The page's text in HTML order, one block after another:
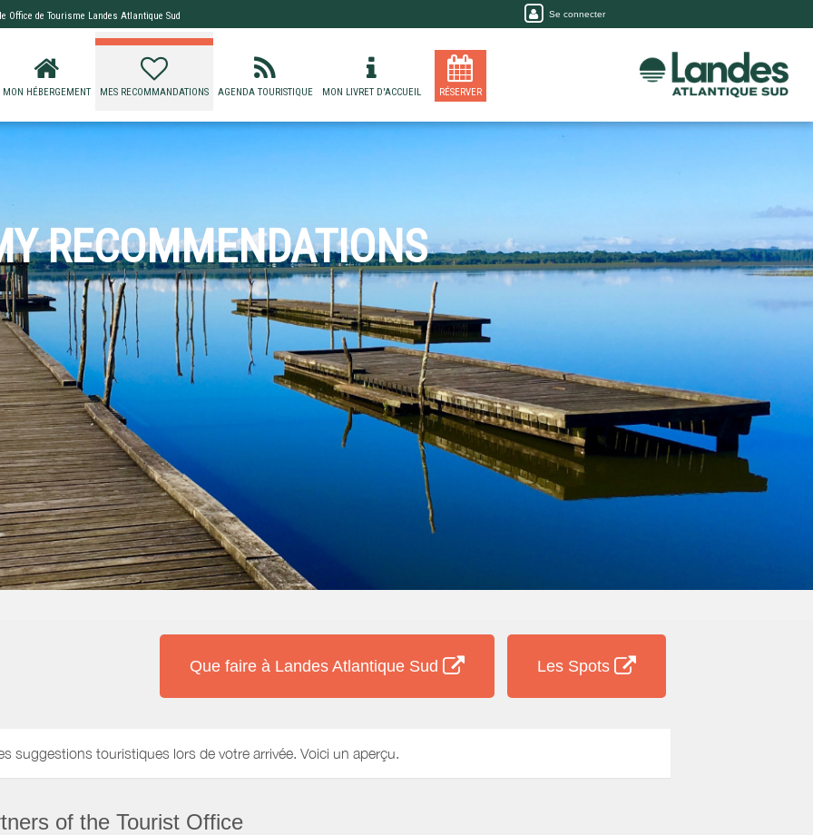
Office de Tourisme Landes Atlantique Sud Se connecter
MON HÉBERGEMENT MES RECOMMANDATIONS AGENDA TOURISTIQUE MON LIVRET D'ACCUEIL RÉSERVER
RECOMMENDATIONS
Que faire à Landes Atlantique Sud Les Spots
suggestions touristiques lors de votre arrivée. Voici un aperçu.
of the Tourist Office